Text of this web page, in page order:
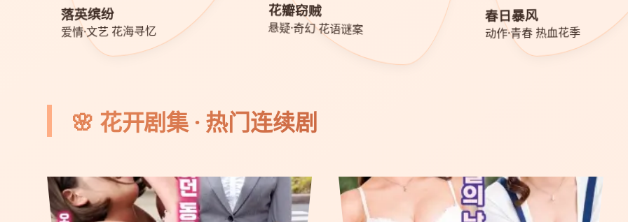
落英缤纷
爱情·文艺 花海寻忆
花瓣窃贼
悬疑·奇幻 花语谜案
春日暴风
动作·青春 热血花季
🌸 花开剧集 · 热门连续剧